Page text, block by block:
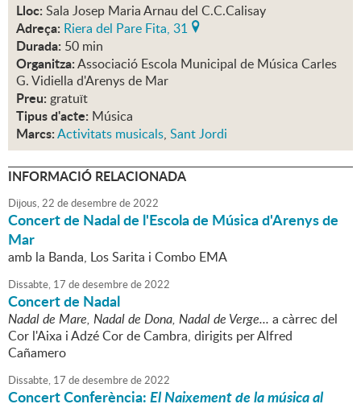
Lloc: Sala Josep Maria Arnau del C.C.Calisay
Adreça: Riera del Pare Fita, 31
Durada: 50 min
Organitza:Associació Escola Municipal de Música Carles
G. Vidiella d'Arenys de Mar
Preu: gratuït
Tipus d'acte: Música
Marcs:Activitats musicals, Sant Jordi
INFORMACIÓ RELACIONADA
Dijous,22 dedesembrede2022
Concert de Nadal de l'Escola de Música d'Arenys de
Mar
amb la Banda, Los Sarita i Combo EMA
Dissabte, 17 dedesembrede2022
Concert de Nadal
Nadal de Mare, Nadal de Dona, Nadal de Verge... a càrrec del
Cor l'Aixa i Adzé Cor de Cambra, dirigits per Alfred
Cañamero
Dissabte, 17 dedesembrede2022
Concert Conferència:El Naixement de la música al